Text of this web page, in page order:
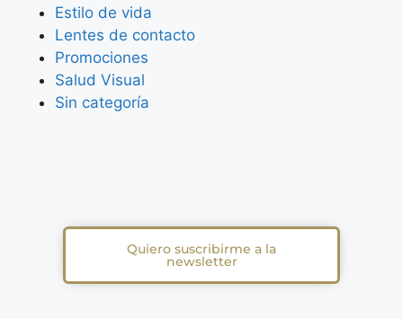
Estilo de vida
Lentes de contacto
Promociones
Salud Visual
Sin categoría
Quiero suscribirme a la
newsletter